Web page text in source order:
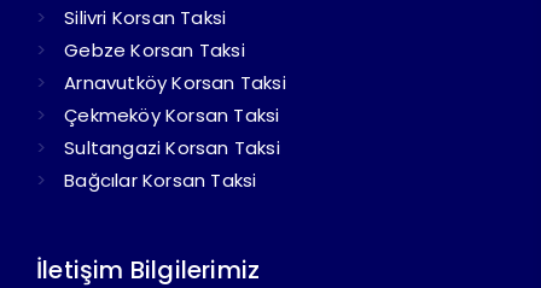
Silivri Korsan Taksi
Gebze Korsan Taksi
Arnavutköy Korsan Taksi
Çekmeköy Korsan Taksi
Sultangazi Korsan Taksi
Bağcılar Korsan Taksi
İletişim Bilgilerimiz